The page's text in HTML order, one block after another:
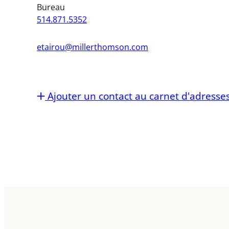
Bureau
514.871.5352
etairou@millerthomson.com
Ajouter un contact au carnet